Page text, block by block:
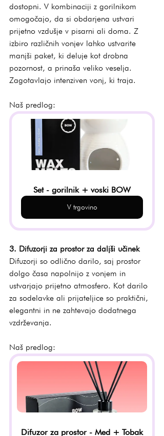
dostopni. V kombinaciji z gorilnikom
omogočajo, da si obdarjena ustvari
prijetno vzdušje v pisarni ali doma. Z
izbiro različnih vonjev lahko ustvarite
manjši paket, ki deluje kot drobna
pozornost, a prinaša veliko veselja.
Zagotavlajo intenziven vonj, ki traja.
Naš predlog:
Set - gorilnik + voski BOW
V trgovino
3. Difuzorji za prostor za daljši učinek
Difuzorji so odlično darilo, saj prostor
dolgo časa napolnijo z vonjem in
ustvarjajo prijetno atmosfero. Kot darilo
za sodelavke ali prijateljice so praktični,
elegantni in ne zahtevajo dodatnega
vzdrževanja.
Naš predlog:
Difuzor za prostor - Med + Tobak